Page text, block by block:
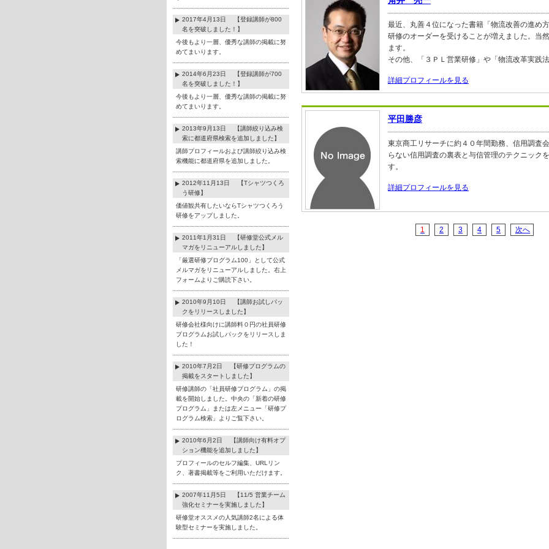
2017年4月13日 【登録講師が800
名を突破しました！】
今後もより一層、優秀な講師の掲載に努
めてまいります。
2014年6月23日 【登録講師が700
名を突破しました！】
今後もより一層、優秀な講師の掲載に努
めてまいります。
2013年9月13日 【講師絞り込み検
索に都道府県検索を追加しました】
講師プロフィールおよび講師絞り込み検
索機能に都道府県を追加しました。
2012年11月13日 【Tシャツつくろ
う研修】
価値観共有したいならTシャツつくろう
研修をアップしました。
2011年1月31日 【研修堂公式メル
マガをリニューアルしました】
「厳選研修プログラム100」として公式
メルマガをリニューアルしました。右上
フォームよりご購読下さい。
2010年9月10日 【講師お試しパッ
クをリリースしました】
研修会社様向けに講師料０円の社員研修
プログラムお試しパックをリリースしま
した！
2010年7月2日 【研修プログラムの
掲載をスタートしました】
研修講師の「社員研修プログラム」の掲
載を開始しました。中央の「新着の研修
プログラム」または左メニュー「研修プ
ログラム検索」よりご覧下さい。
2010年6月2日 【講師向け有料オプ
ション機能を追加しました】
プロフィールのセルフ編集、URLリン
ク、著書掲載等をご利用いただけます。
2007年11月5日 【11/5 営業チーム
強化セミナーを実施しました】
研修堂オススメの人気講師2名による体
験型セミナーを実施しました。
最近、丸善４位になった書籍「物流改善の進め
研修のオーダーを受けることが増えました。当
ます。
その他、「３ＰＬ営業研修」や「物流改革実践
詳細プロフィールを見る
平田勝彦
東京商工リサーチに約４０年間勤務、信用調査
らない信用調査の裏表と与信管理のテクニック
す。
詳細プロフィールを見る
1 2 3 4 5 次へ